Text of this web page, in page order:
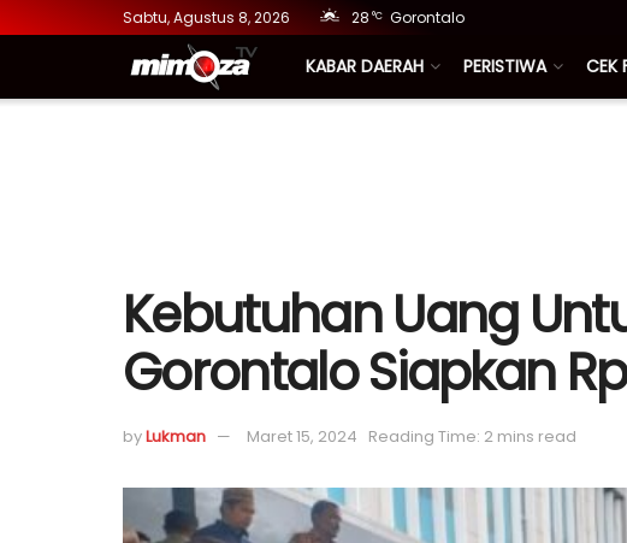
Sabtu, Agustus 8, 2026 28 °C Gorontalo
KABAR DAERAH PERISTIWA CEK
Kebutuhan Uang
Gorontalo Siapkan
byLukman Maret 15, 2024 Reading Time: 2 mins read